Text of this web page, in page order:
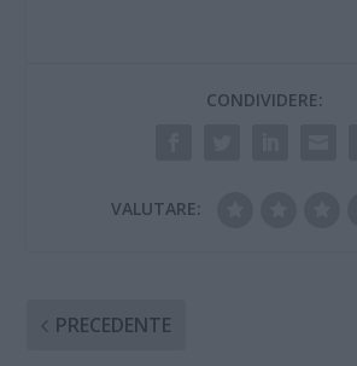
CONDIVIDERE:
VALUTARE:
PRECEDENTE